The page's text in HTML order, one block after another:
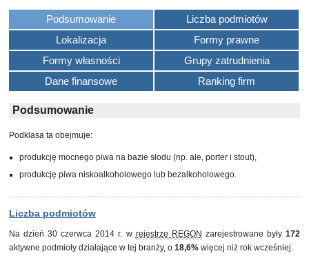
Podsumowanie
Liczba podmiotów
Lokalizacja
Formy prawne
Formy własności
Grupy zatrudnienia
Dane finansowe
Ranking firm
Podsumowanie
Podklasa ta obejmuje:
produkcję mocnego piwa na bazie słodu (np. ale, porter i stout),
produkcję piwa niskoalkoholowego lub bezalkoholowego.
Liczba podmiotów
Na dzień 30 czerwca 2014 r. w rejestrze REGON zarejestrowane były172
aktywne podmioty działające w tej branży, o 18,6% więcej niż rok wcześniej.